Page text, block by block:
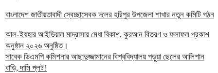
বাংলাদেশ জাতীয়তাবাদী স্বেচ্ছাসেবক দলের হরিপুর উপজেলা শাখার নতুন কমিটি গঠন
আল-ইযহার আইডিয়াল মাদ্রাসায় মেধা বিকাশ, কুরআন বিতরণ ও ফলাফল প্রকাশ
অনুষ্ঠান ২০২৬ অনুষ্ঠিত।
সাবেক ডিএমপি কমিশনার আছাদুজ্জামানের বিশ্ববিদ্যালয় পড়ুয়া ছেলের আলিশান
বাড়ি, দামি প্লট!